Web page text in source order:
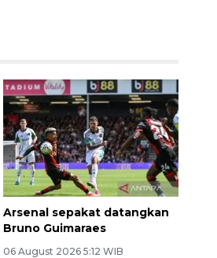
Arsenal sepakat datangkan
Bruno Guimaraes
06 August 2026 5:12 WIB